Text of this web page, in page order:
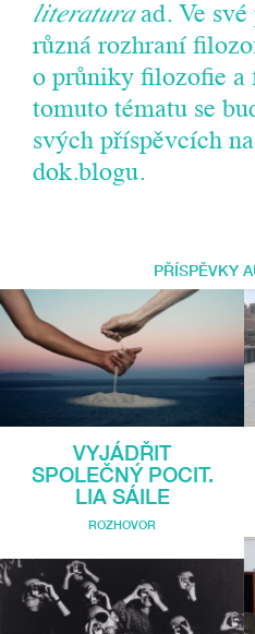
literaturaad. Ve své
různá rozhraní
o průniky filozofie a
tomuto tématu se
svých příspěvcích
dok.blogu.
PŘÍSPĚVKY
VYJÁDŘIT
SPOLEČNÝ POCIT.
LIA SÁILE
ROZHOVOR